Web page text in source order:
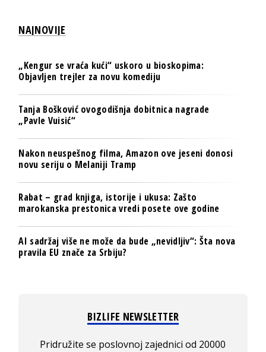
NAJNOVIJE
„Kengur se vraća kući“ uskoro u bioskopima:
Objavljen trejler za novu komediju
Tanja Bošković ovogodišnja dobitnica nagrade
„Pavle Vuisić“
Nakon neuspešnog filma, Amazon ove jeseni donosi
novu seriju o Melaniji Tramp
Rabat – grad knjiga, istorije i ukusa: Zašto
marokanska prestonica vredi posete ove godine
AI sadržaj više ne može da bude „nevidljiv“: Šta nova
pravila EU znače za Srbiju?
BIZLIFE NEWSLETTER
Pridružite se poslovnoj zajednici od 20000